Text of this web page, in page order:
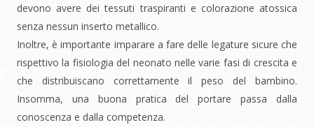
devono avere dei tessuti traspiranti e colorazione atossica
senza nessun inserto metallico.
Inoltre, è importante imparare a fare delle legature sicure che
rispettivo la fisiologia del neonato nelle varie fasi di crescita e
che distribuiscano correttamente il peso del bambino.
Insomma, una buona pratica del portare passa dalla
conoscenza e dalla competenza.